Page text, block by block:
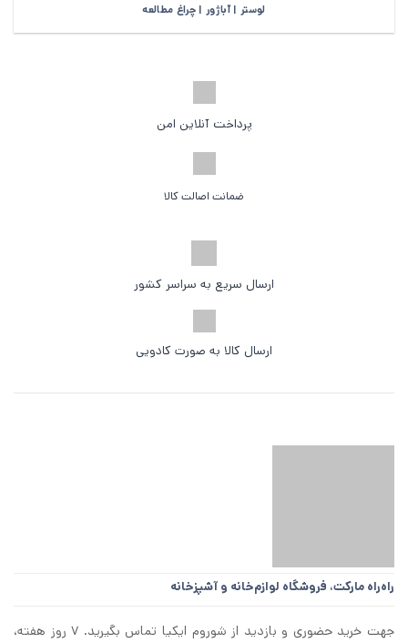
لوستر | آباژور | چراغ مطالعه
پرداخت آنلاین امن
ضمانت اصالت کالا
ارسال سریع به سراسر کشور
ارسال کالا به صورت کادویی
راه‌راه مارکت، فروشگاه لوازم‌خانه و آشپزخانه
جهت خرید حضوری و بازدید از شوروم ایکیا تماس بگیرید. ۷ روز هفته،